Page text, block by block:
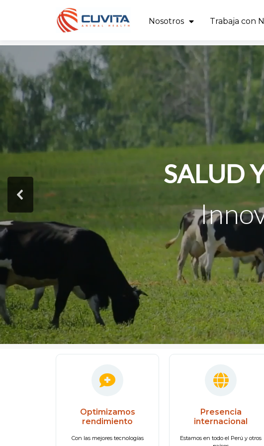
Nosotros Trabaja con
SALUD
Optimizamos
rendimiento
Con las mejores tecnologías
Presencia
internacional
Estamos en todo el Perú y otros